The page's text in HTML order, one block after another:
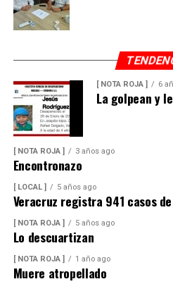
[ NOTA ROJA ] 6
La golpean y
[ NOTA ROJA ] 3 años ago
Encontronazo
[ LOCAL ] 5 años ago
Veracruz registra 941 casos de
[ NOTA ROJA ] 5 años ago
Lo descuartizan
[ NOTA ROJA ] 1 año ago
Muere atropellado